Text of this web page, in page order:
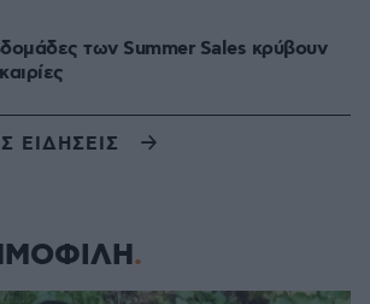
των Summer Sales κρύβουν
ΕΙΔΗΣΕΙΣ